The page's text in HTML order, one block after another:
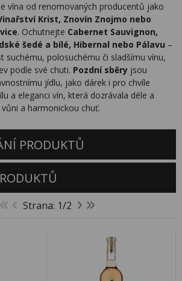
vína od renomovaných producentů jako
Krist, Znovín Znojmo nebo
. Ochutnejte Cabernet Sauvignon,
šedé a bílé, Hibernal nebo Pálavu –
suchému, polosuchému či sladšímu vínu,
podle své chuti. Pozdní sběry jsou
jídlu, jako dárek i pro chvíle
a eleganci vín, která dozrávala déle a
a harmonickou chuť.
PRODUKTŮ
Strana: 1/2